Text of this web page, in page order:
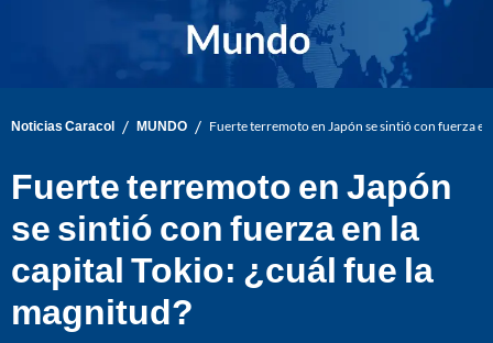
Noticias Caracol / MUNDO / Fuerte terremoto en Japón se sintió con fuerza
Fuerte terremoto en Japón
se sintió con fuerza en la
capital Tokio: ¿cuál fue la
magnitud?